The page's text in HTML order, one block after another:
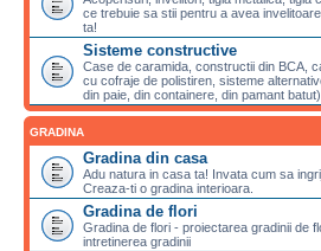
ce trebuie sa stii pentru a avea
ta!
Sisteme constructive
Case de caramida, constructii din BCA,
cu cofraje de polistiren, sisteme
din paie, din containere, din pamant
GRADINA
Gradina din casa
Adu natura in casa ta! Invata cum sa
Creaza-ti o gradina interioara.
Gradina de flori
Gradina de flori - proiectarea gradinii de
intretinerea gradinii